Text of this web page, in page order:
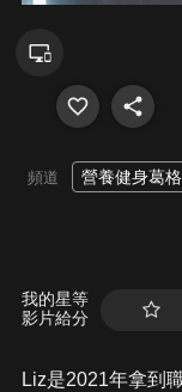
頻道 營養健身葛
我的星等
影片給分
Liz是2021年拿到